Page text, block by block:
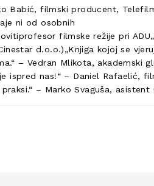
Babić, filmski producent,
ni od osobnih
filmske režije pri
d.o.o.)„Knjiga kojoj se
– Vedran Mlikota, akademski
ispred nas!“ – Daniel Rafaelić,
– Marko Svaguša, asistent